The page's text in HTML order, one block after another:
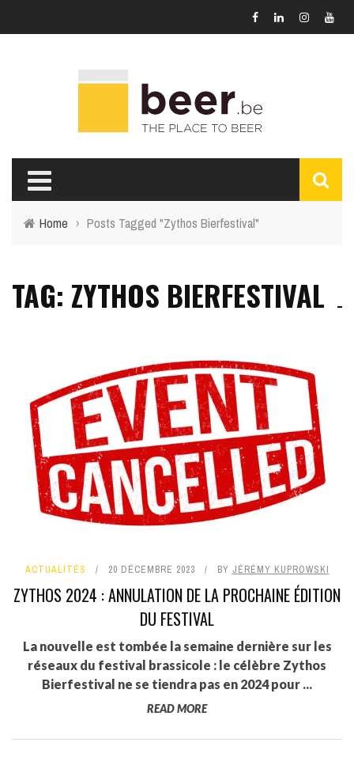
Home › Posts Tagged "Zythos Bierfestival"
TAG: ZYTHOS BIERFESTIVAL
ACTUALITÉS 20 DÉCEMBRE 2023 BY JÉRÉMY KUPROWSKI
ZYTHOS 2024 : ANNULATION DE LA PROCHAINE ÉDITION
DU FESTIVAL
La nouvelle est tombée la semaine dernière sur les
réseaux du festival brassicole : le célèbre Zythos
Bierfestival ne se tiendra pas en 2024 pour ...
READ MORE